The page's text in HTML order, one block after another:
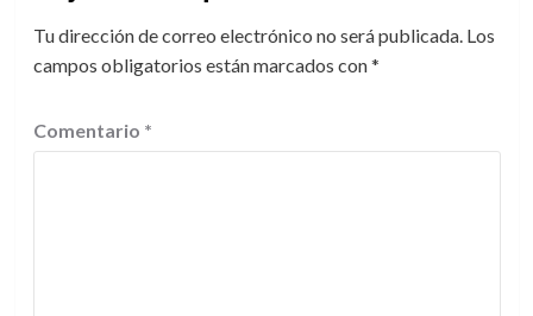
Tu dirección de correo electrónico no será publicada. Los
campos obligatorios están marcados con*
Comentario *